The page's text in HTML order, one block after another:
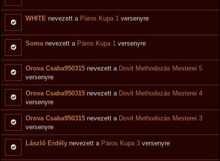
WHITE nevezett a Páros Kupa 1 versenyre
Somanevezett a Páros Kupa 1 versenyre
Orova Csaba950315 nevezett a Dovit Methodozás Mesterei 5
versenyre
Orova Csaba950315 nevezett a Dovit Methodozás Mesterei 4
versenyre
Orova Csaba950315 nevezett a Dovit Methodozás Mesterei 3
versenyre
László Erdély nevezett a Páros Kupa 3 versenyre